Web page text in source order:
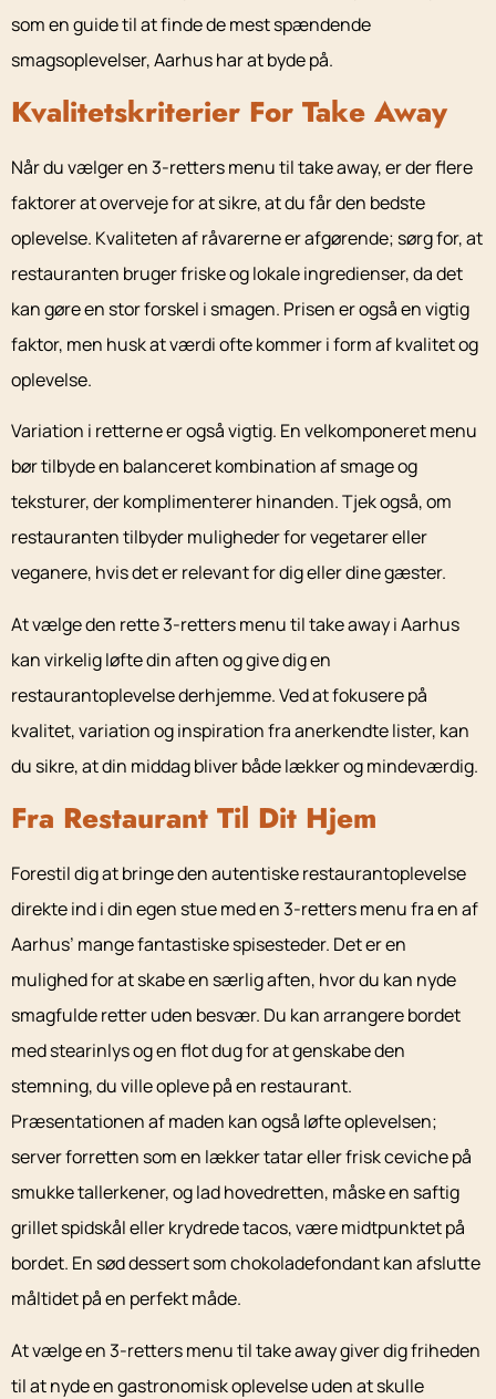
som en guide til at finde de mest spændende
smagsoplevelser, Aarhus har at byde på.
Kvalitetskriterier For Take Away
Når du vælger en 3-retters menu til take away, er der flere
faktorer at overveje for at sikre, at du får den bedste
oplevelse. Kvaliteten af råvarerne er afgørende; sørg for, at
restauranten bruger friske og lokale ingredienser, da det
kan gøre en stor forskel i smagen. Prisen er også en vigtig
faktor, men husk at værdi ofte kommer i form af kvalitet og
oplevelse.
Variation i retterne er også vigtig. En velkomponeret menu
bør tilbyde en balanceret kombination af smage og
teksturer, der komplimenterer hinanden. Tjek også, om
restauranten tilbyder muligheder for vegetarer eller
veganere, hvis det er relevant for dig eller dine gæster.
At vælge den rette 3-retters menu til take away i Aarhus
kan virkelig løfte din aften og give dig en
restaurantoplevelse derhjemme. Ved at fokusere på
kvalitet, variation og inspiration fra anerkendte lister, kan
du sikre, at din middag bliver både lækker og mindeværdig.
Fra Restaurant Til Dit Hjem
Forestil dig at bringe den autentiske restaurantoplevelse
direkte ind i din egen stue med en 3-retters menu fra en af
Aarhus’ mange fantastiske spisesteder. Det er en
mulighed for at skabe en særlig aften, hvor du kan nyde
smagfulde retter uden besvær. Du kan arrangere bordet
med stearinlys og en flot dug for at genskabe den
stemning, du ville opleve på en restaurant.
Præsentationen af maden kan også løfte oplevelsen;
server forretten som en lækker tatar eller frisk ceviche på
smukke tallerkener, og lad hovedretten, måske en saftig
grillet spidskål eller krydrede tacos, være midtpunktet på
bordet. En sød dessert som chokoladefondant kan afslutte
måltidet på en perfekt måde.
At vælge en 3-retters menu til take away giver dig friheden
til at nyde en gastronomisk oplevelse uden at skulle